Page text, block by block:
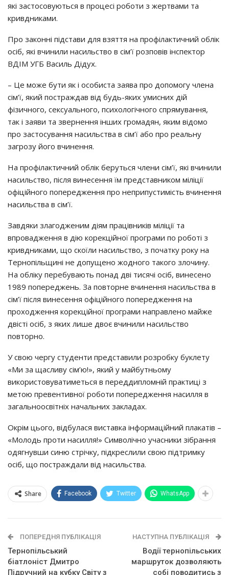
які застосовуються в процесі роботи з жертвами та
кривдниками.
Про законні підстави для взяття на профілактичний облік
осіб, які вчинили насильство в сім’ї розповів інспектор
ВДІМ УГБ Василь Дідух.
– Це може бути як і особиста заява про допомогу члена
сім’ї, який постраждав від будь-яких умисних дій
фізичного, сексуального, психологічного спрямування,
так і заяви та звернення інших громадян, яким відомо
про застосування насильства в сім’ї або про реальну
загрозу його вчинення.
На профілактичний облік беруться члени сім’ї, які вчинили
насильство, після винесення їм представником міліції
офіційного попередження про неприпустимість вчинення
насильства в сім’ї.
Завдяки злагодженим діям працівників міліції та
впровадження в дію корекційної програми по роботі з
кривдниками, що скоїли насильство, з початку року на
Тернопільщині не допущено жодного такого злочину.
На обліку перебувають понад дві тисячі осіб, винесено
1989 попереджень. За повторне вчинення насильства в
сім’ї після винесення офіційного попередження на
проходження корекційної програми направлено майже
двісті осіб, з яких лише двоє вчинили насильство
повторно.
У свою чергу студенти представили розробку буклету
«Ми за щасливу сім’ю!», який у майбутньому
використовуватиметься в переддипломній практиці з
метою превентивної роботи попередження насилля в
загальноосвітніх начальних закладах.
Окрім цього, відбулася виставка інформаційний плакатів –
«Молодь проти насилля!» Символічно учасники зібрання
одягнувши синю стрічку, підкреслили свою підтримку
осіб, що постраждали від насильства.
Share Facebook Twitter WhatsApp
ПОПЕРЕДНЯ ПУБЛІКАЦІЯ
Тернопільський
біатлоніст Дмитро
Підручний на кубку Світу з
НАСТУПНА ПУБЛІКАЦІЯ
Водії тернопільських
маршруток дозволяють
собі поводитись з